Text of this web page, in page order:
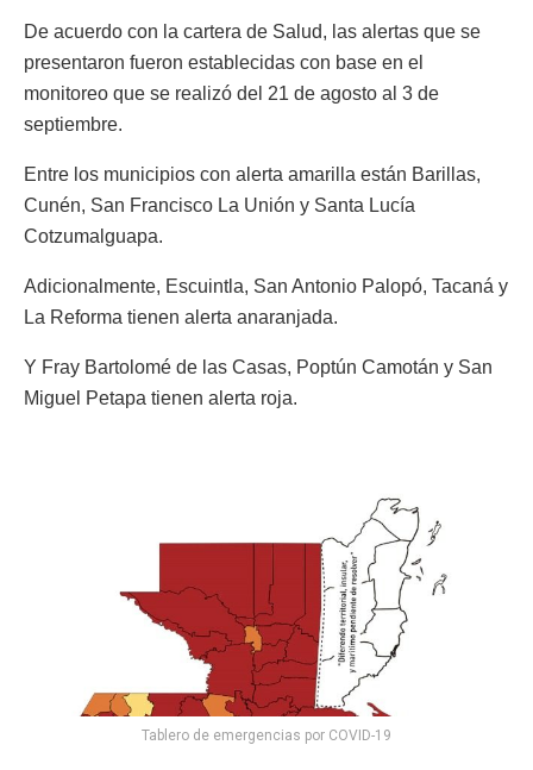
De acuerdo con la cartera de Salud, las alertas que se
presentaron fueron establecidas con base en el
monitoreo que se realizó del 21 de agosto al 3 de
septiembre.
Entre los municipios con alerta amarilla están Barillas,
Cunén, San Francisco La Unión y Santa Lucía
Cotzumalguapa.
Adicionalmente, Escuintla, San Antonio Palopó, Tacaná y
La Reforma tienen alerta anaranjada.
Y Fray Bartolomé de las Casas, Poptún Camotán y San
Miguel Petapa tienen alerta roja.
Tablero de emergencias por COVID-19